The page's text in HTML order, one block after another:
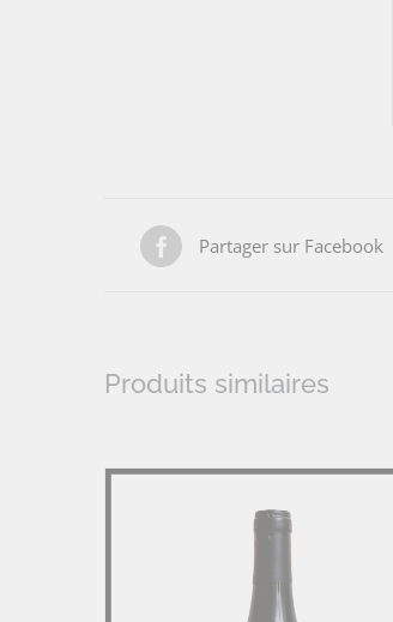
Partager sur Facebook
Produits similaires